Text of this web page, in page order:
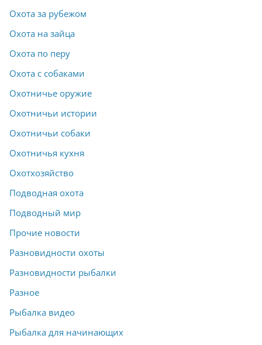
Охота за рубежом
Охота на зайца
Охота по перу
Охота с собаками
Охотничье оружие
Охотничьи истории
Охотничьи собаки
Охотничья кухня
Охотхозяйство
Подводная охота
Подводный мир
Прочие новости
Разновидности охоты
Разновидности рыбалки
Разное
Рыбалка видео
Рыбалка для начинающих